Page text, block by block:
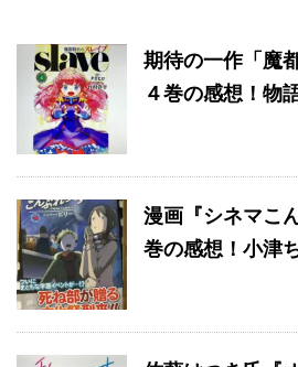
期待の一作「魔
４巻の感想！物
漫画『シネマこ
巻の感想！小津